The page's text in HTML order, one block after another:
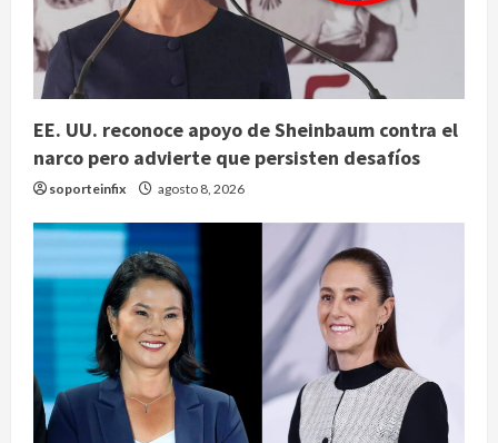
EE. UU. reconoce apoyo de Sheinbaum contra el
narco pero advierte que persisten desafíos
soporteinfix agosto 8, 2026